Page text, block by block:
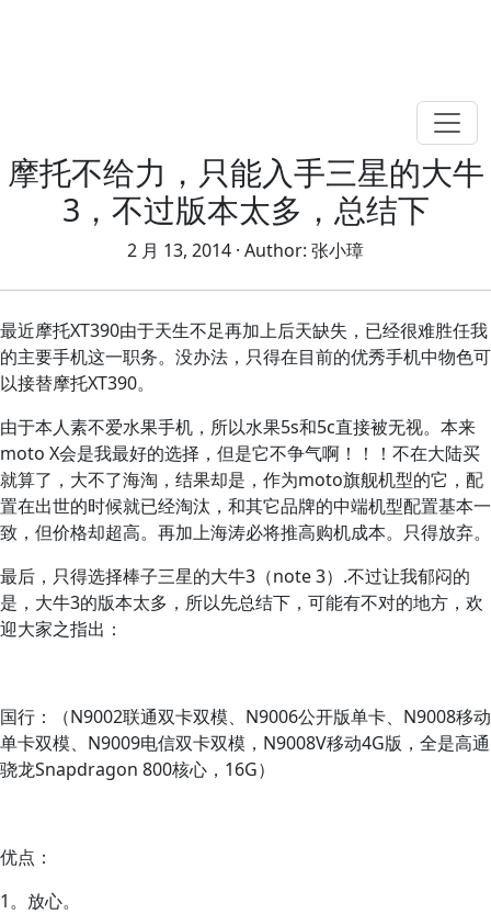
摩托不给力，只能入手三星的大牛
3，不过版本太多，总结下
2 月 13, 2014 · Author: 张小璋
最近摩托XT390由于天生不足再加上后天缺失，已经很难胜任我
的主要手机这一职务。没办法，只得在目前的优秀手机中物色可
以接替摩托XT390。
由于本人素不爱水果手机，所以水果5s和5c直接被无视。本来
moto X会是我最好的选择，但是它不争气啊！！！不在大陆买
就算了，大不了海淘，结果却是，作为moto旗舰机型的它，配
置在出世的时候就已经淘汰，和其它品牌的中端机型配置基本一
致，但价格却超高。再加上海涛必将推高购机成本。只得放弃。
最后，只得选择棒子三星的大牛3（note 3）.不过让我郁闷的
是，大牛3的版本太多，所以先总结下，可能有不对的地方，欢
迎大家之指出：
国行：（N9002联通双卡双模、N9006公开版单卡、N9008移动
单卡双模、N9009电信双卡双模，N9008V移动4G版，全是高通
骁龙Snapdragon 800核心，16G）
优点：
1。放心。